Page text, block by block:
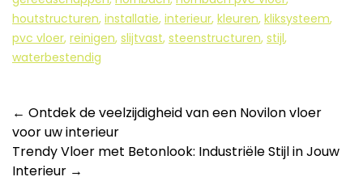
houtstructuren, installatie, interieur, kleuren, kliksysteem,
pvc vloer, reinigen, slijtvast, steenstructuren, stijl,
waterbestendig
Berichtnavigatie
← Ontdek de veelzijdigheid van een Novilon vloer
voor uw interieur
Trendy Vloer met Betonlook: Industriële Stijl in Jouw
Interieur →